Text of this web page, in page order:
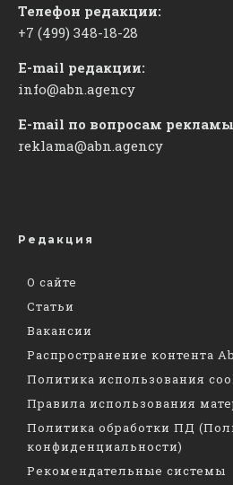
Телефон редакции:
+7 (499) 348-18-28
E-mail редакции:
info@abn.agency
E-mail по вопросам
reklama@abn.agency
Редакция
О сайте
Статьи
Вакансии
Распространение контента
Политика использования
Правила использования
Политика обработки ПД
конфиденциальности)
Рекомендательные системы